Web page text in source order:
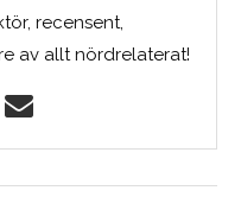
recensent,
av allt nördrelaterat!